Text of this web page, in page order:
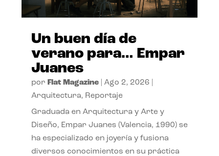
Un buen día de
verano para… Empar
Juanes
por Flat Magazine| Ago 2, 2026
Arquitectura, Reportaje
Graduada en Arquitectura y Arte y
Diseño, Empar Juanes (Valencia, 1990) se
ha especializado en joyería y fusiona
diversos conocimientos en su práctica